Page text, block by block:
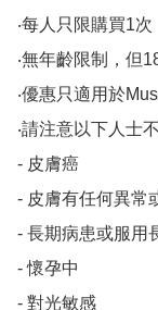
‧每人只限購買1次
‧無年齡限制，但
‧優惠只適用於
‧請注意以下人士
- 皮膚癌
- 皮膚有任何異常
- 長期病患或服用
- 懷孕中
- 對光敏感